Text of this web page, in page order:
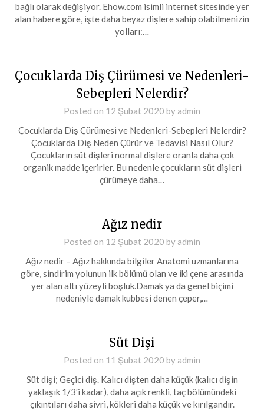
bağlı olarak değişiyor. Ehow.com isimli internet sitesinde yer
alan habere göre, işte daha beyaz dişlere sahip olabilmenizin
yolları:…
Çocuklarda Diş Çürümesi ve Nedenleri-
Sebepleri Nelerdir?
Posted on 12 Şubat 2020 by admin
Çocuklarda Diş Çürümesi ve Nedenleri-Sebepleri Nelerdir?
Çocuklarda Diş Neden Çürür ve Tedavisi Nasıl Olur?
Çocukların süt dişleri normal dişlere oranla daha çok
organik madde içerirler. Bu nedenle çocukların süt dişleri
çürümeye daha…
Ağız nedir
Posted on 12 Şubat 2020 by admin
Ağız nedir – Ağız hakkında bilgiler Anatomi uzmanlarına
göre, sindirim yolunun ilk bölümü olan ve iki çene arasında
yer alan altı yüzeyli boşluk.Damak ya da genel biçimi
nedeniyle damak kubbesi denen çeper,…
Süt Dişi
Posted on 11 Şubat 2020 by admin
Süt dişi; Geçici diş. Kalıcı dişten daha küçük (kalıcı dişin
yaklaşık 1/3′i kadar), daha açık renkli, taç bölümündeki
çıkıntıları daha sivri, kökleri daha küçük ve kırılgandır.